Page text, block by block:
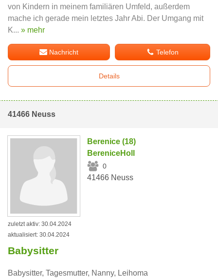
von Kindern in meinem familiären Umfeld, außerdem
mache ich gerade mein letztes Jahr Abi. Der Umgang mit
K... » mehr
Nachricht Telefon
Details
41466 Neuss
Berenice (18)
BereniceHoll
0
41466 Neuss
zuletzt aktiv: 30.04.2024
aktualisiert: 30.04.2024
Babysitter
Babysitter, Tagesmutter, Nanny, Leihoma